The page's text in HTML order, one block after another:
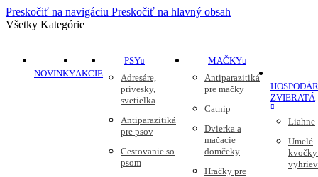
Preskočiť na navigáciu Preskočiť na hlavný obsah
Všetky Kategórie
NOVINKYAKCIE
PSY
Adresáre,
prívesky,
svetielka
Antiparazitiká
pre psov
Cestovanie so
psom
MAČKY
Antiparazitiká
pre mačky
Catnip
Dvierka a
mačacie
domčeky
Hračky pre
ZVIERATÁ
Liahne
Umelé
kvočky